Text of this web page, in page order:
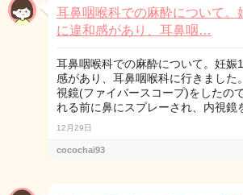
耳鼻咽喉科での麻酔について。
に違和感があり、耳鼻咽…
耳鼻咽喉科での麻酔について。妊娠
感があり、耳鼻咽喉科に行きました
視鏡(ファイバースコープ)をしたの
れる前に鼻にスプレーされ、内視鏡
12月29日
cocochai93